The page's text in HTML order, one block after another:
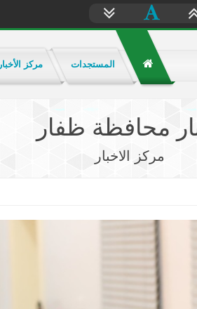
المستجدات مركز الأخبار
محافظة ظفار
مركز الاخبار